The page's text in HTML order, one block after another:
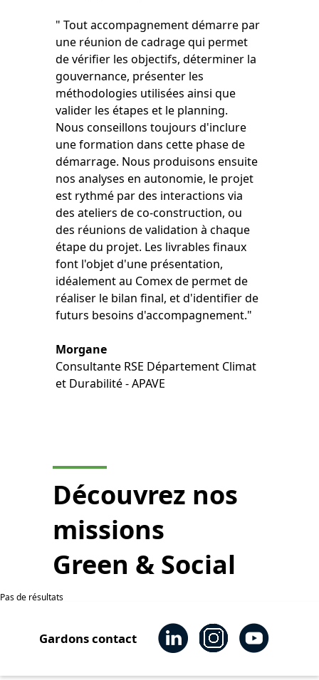
" Tout accompagnement démarre par
une réunion de cadrage qui permet
de vérifier les objectifs, déterminer la
gouvernance, présenter les
méthodologies utilisées ainsi que
valider les étapes et le planning.
Nous conseillons toujours d'inclure
une formation dans cette phase de
démarrage. Nous produisons ensuite
nos analyses en autonomie, le projet
est rythmé par des interactions via
des ateliers de co-construction, ou
des réunions de validation à chaque
étape du projet. Les livrables finaux
font l'objet d'une présentation,
idéalement au Comex de permet de
réaliser le bilan final, et d'identifier de
futurs besoins d'accompagnement."
Morgane
Consultante RSE Département Climat
et Durabilité - APAVE
Découvrez nos
missions
Green & Social
Pas de résultats
Gardons contact